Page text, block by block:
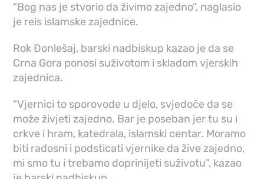
“Bog nas je stvorio da živimo zajedno”, naglasio
je reis islamske zajednice.
Rok Đonlešaj, barski nadbiskup kazao je da se
Crna Gora ponosi suživotom i skladom vjerskih
zajednica.
“Vjernici to sporovode u djelo, svjedoče da se
može živjeti zajedno. Bar je poseban jer tu su i
crkve i hram, katedrala, islamski centar. Moramo
biti radosni i podsticati vjernike da žive zajedno,
mi smo tu i trebamo doprinijeti suživotu”, kazao